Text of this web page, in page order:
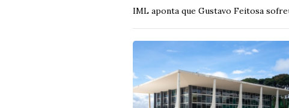
IML aponta que Gustavo Feitosa